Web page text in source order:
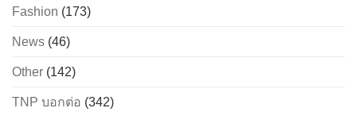
Fashion (173)
News (46)
Other (142)
TNP บอกต่อ (342)